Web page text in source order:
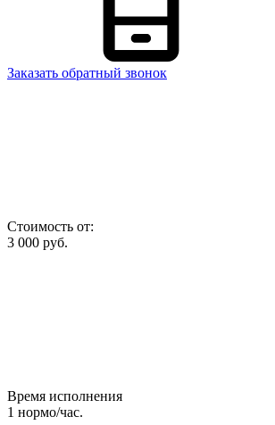
Заказать обратный звонок
Стоимость от:
3 000 руб.
Время исполнения
1 нормо/час.